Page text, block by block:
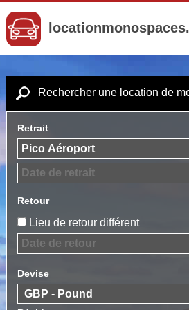
Rechercher une location de
Retrait
Retour
Lieu de retour différent
Devise